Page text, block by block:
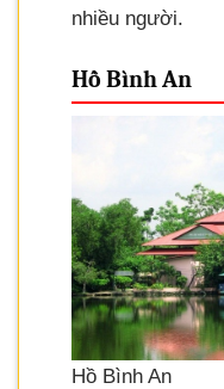
nhiều người.
Hồ Bình An
Hồ Bình An